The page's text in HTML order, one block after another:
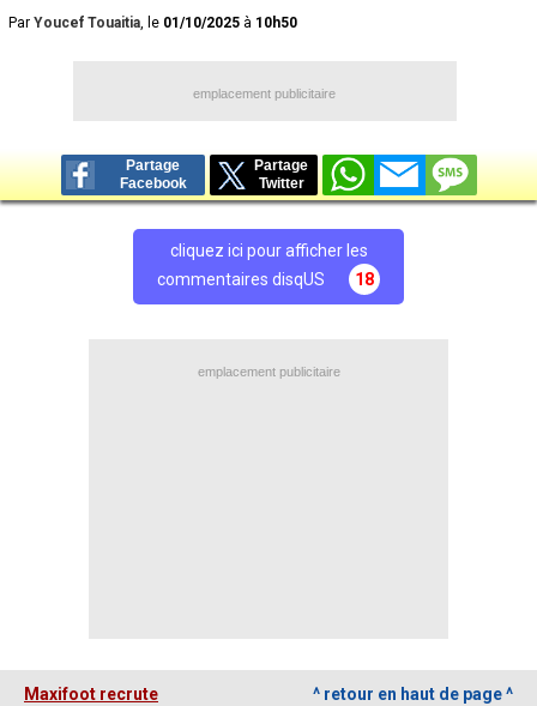
Par Youcef Touaitia, le 01/10/2025 à 10h50
emplacement publicitaire
Partage
Facebook
Partage
Twitter
cliquez ici pour afficher les
commentaires disqUS
18
emplacement publicitaire
Maxifoot recrute ^ retour en haut de page ^